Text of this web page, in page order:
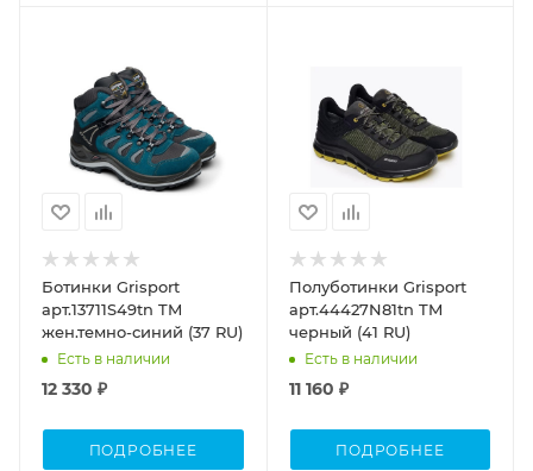
Ботинки Grisport
арт.13711S49tn TM
жен.темно-синий (37 RU)
Есть в наличии
12 330 ₽
ПОДРОБНЕЕ
Полуботинки Grisport
арт.44427N81tn TM
черный (41 RU)
Есть в наличии
11 160 ₽
ПОДРОБНЕЕ